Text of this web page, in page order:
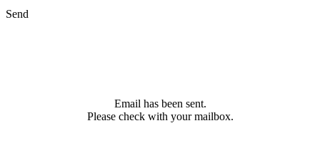
Send
Email has been sent.
Please check with your mailbox.